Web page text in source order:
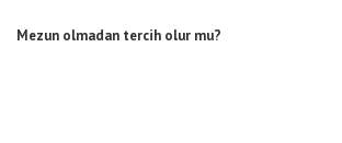
Mezun olmadan tercih olur mu?